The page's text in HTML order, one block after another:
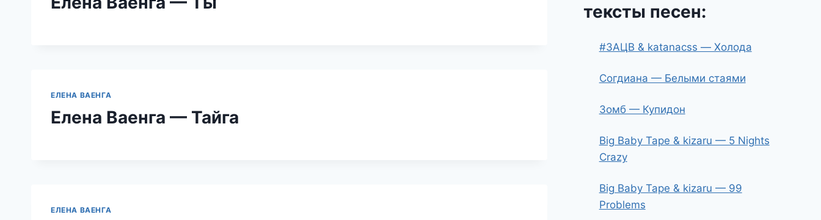
ЕЛЕНА ВАЕНГА
Елена Ваенга — Тайга
ЕЛЕНА ВАЕНГА
тексты песен:
#ЗАЦВ & katanacss — Холода
Согдиана — Белыми стаями
Зомб — Купидон
Big Baby Tape & kizaru — 5 Nights
Crazy
Big Baby Tape & kizaru — 99
Problems